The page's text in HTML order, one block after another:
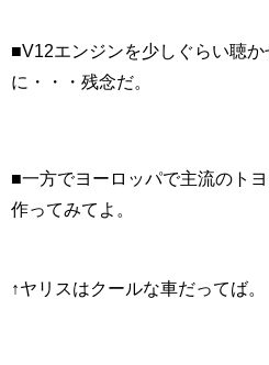
■V12エンジンを少しぐらい聴
に・・・残念だ。
■一方でヨーロッパで主流のト
作ってみてよ。
↑ヤリスはクールな車だってば。